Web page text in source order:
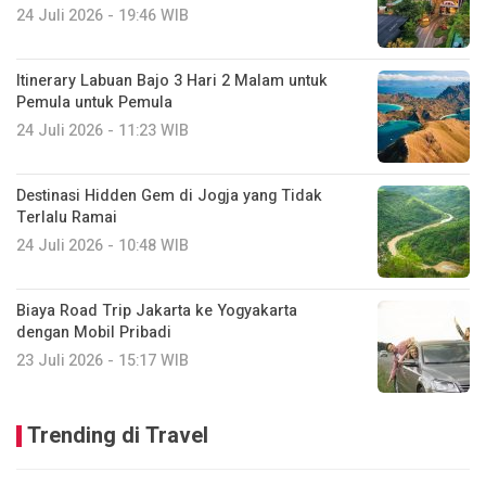
24 Juli 2026 - 19:46 WIB
Itinerary Labuan Bajo 3 Hari 2 Malam untuk
Pemula untuk Pemula
24 Juli 2026 - 11:23 WIB
Destinasi Hidden Gem di Jogja yang Tidak
Terlalu Ramai
24 Juli 2026 - 10:48 WIB
Biaya Road Trip Jakarta ke Yogyakarta
dengan Mobil Pribadi
23 Juli 2026 - 15:17 WIB
Trending di Travel